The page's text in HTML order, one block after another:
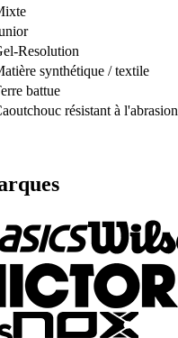
Resolution
synthétique / textile
battue
résistant à l'abrasion